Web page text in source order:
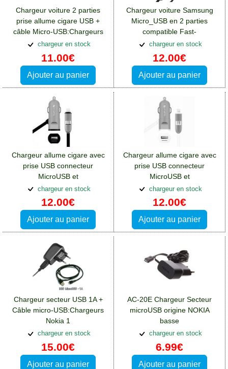
Chargeur voiture 2 parties
prise allume cigare USB +
câble Micro-USB:Chargeurs
Nokia 1
chargeur en stock
11.00€
Ajouter au panier
Chargeur voiture Samsung
Micro_USB en 2 parties
compatible Fast-
Charge:Chargeurs Nokia 1
chargeur en stock
12.00€
Ajouter au panier
Chargeur allume cigare avec
prise USB connecteur
MicroUSB et
Lightning:Chargeurs Nokia 1
chargeur en stock
12.00€
Ajouter au panier
Chargeur allume cigare avec
prise USB connecteur
MicroUSB et
Lightning:Chargeurs Nokia 1
chargeur en stock
12.00€
Ajouter au panier
Chargeur secteur USB 1A +
Câble micro-USB:Chargeurs
Nokia 1
chargeur en stock
15.00€
Ajouter au panier
AC-20E Chargeur Secteur
microUSB origine NOKIA
basse
consommation:Chargeurs
Nokia 1
chargeur en stock
6.99€
Ajouter au panier